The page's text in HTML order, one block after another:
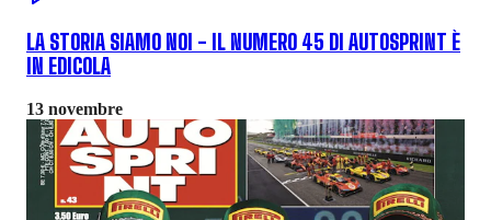
LA STORIA SIAMO NOI - IL NUMERO 45 DI AUTOSPRINT È
IN EDICOLA
13 novembre